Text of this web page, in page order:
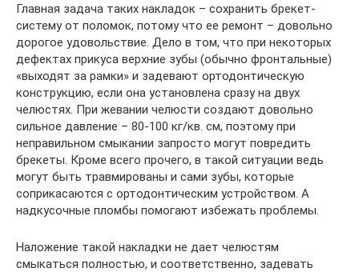
Главная задача таких накладок – сохранить брекет-
систему от поломок, потому что ее ремонт – довольно
дорогое удовольствие. Дело в том, что при некоторых
дефектах прикуса верхние зубы (обычно фронтальные)
«выходят за рамки» и задевают ортодонтическую
конструкцию, если она установлена сразу на двух
челюстях. При жевании челюсти создают довольно
сильное давление – 80-100 кг/кв. см, поэтому при
неправильном смыкании запросто могут повредить
брекеты. Кроме всего прочего, в такой ситуации ведь
могут быть травмированы и сами зубы, которые
соприкасаются с ортодонтическим устройством. А
надкусочные пломбы помогают избежать проблемы.
Наложение такой накладки не дает челюстям
смыкаться полностью, и соответственно, задевать